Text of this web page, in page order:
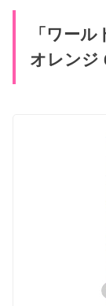
「ワー
オレンジ